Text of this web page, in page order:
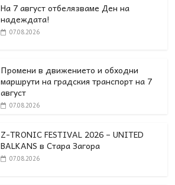
На 7 август отбелязваме Ден на
надеждата!
07.08.2026
Промени в движението и обходни
маршрути на градския транспорт на 7
август
07.08.2026
Z-TRONIC FESTIVAL 2026 – UNITED
BALKANS в Стара Загора
07.08.2026